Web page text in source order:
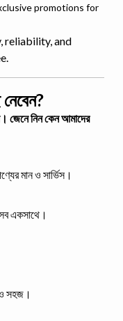
promotions for
reliability, and
জেনে নিন কেন আমাদের
মান ও সার্ভিস।
একসাথে।
ও সহজ।